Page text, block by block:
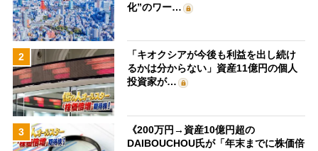
化”のワー…
2
「キオクシアが今後も利益を出し続け
るかは分からない」資産11億円の個人
投資家が…
3
《200万円→資産10億円超の
DAIBOUCHOU氏が「年末までに株価倍